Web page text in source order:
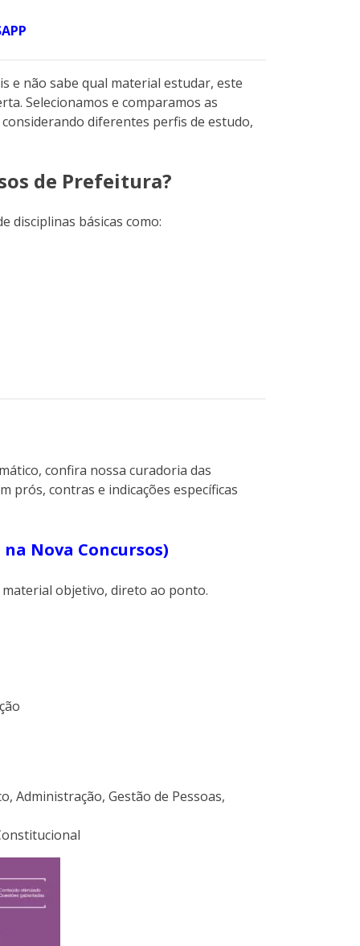
e não sabe qual material estudar, este
Selecionamos e comparamos as
considerando diferentes perfis de estudo,
de Prefeitura?
disciplinas básicas como:
confira nossa curadoria das
prós, contras e indicações específicas
Nova Concursos)
objetivo, direto ao ponto.
Administração, Gestão de Pessoas,